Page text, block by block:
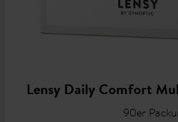
Lensy Daily Comfort
90er